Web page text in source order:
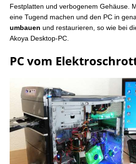
Festplatten und verbogenem Gehäuse.
eine Tugend machen und den PC in
umbauen und restaurieren, so wie bei
Akoya Desktop-PC.
PC vom